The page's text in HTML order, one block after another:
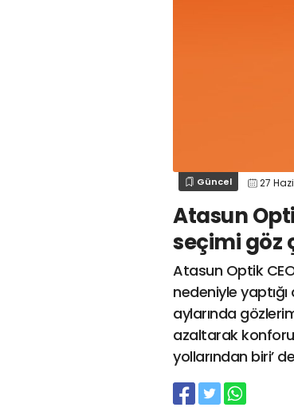
Güncel 27
Atasun
seçimi göz
Atasun Optik
nedeniyle
aylarında
azaltarak
yollarından biri’